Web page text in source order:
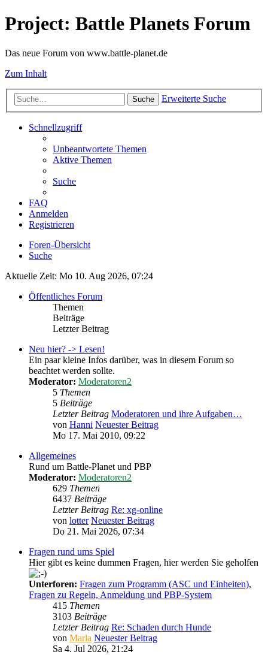
Project: Battle Planets Forum
Das neue Forum von www.battle-planet.de
Zum Inhalt
Suche Erweiterte Suche
Schnellzugriff
Unbeantwortete Themen
Aktive Themen
Suche
FAQ
Anmelden
Registrieren
Foren-Übersicht
Suche
Aktuelle Zeit: Mo 10. Aug 2026, 07:24
Öffentliches Forum
Themen
Beiträge
Letzter Beitrag
Neu hier? -> Lesen!
Ein paar kleine Infos darüber, was in diesem Forum so
beachtet werden sollte.
Moderator: Moderatoren2
5 Themen
5 Beiträge
Letzter Beitrag Moderatoren und ihre Aufgaben…
von Hanni Neuester Beitrag
Mo 17. Mai 2010, 09:22
Allgemeines
Rund um Battle-Planet und PBP
Moderator: Moderatoren2
629 Themen
6437 Beiträge
Letzter Beitrag Re: xg-online
von lotter Neuester Beitrag
Do 21. Mai 2026, 07:34
Fragen rund ums Spiel
Hier gibt es keine dummen Fragen, hier werden Sie geholfen
Unterforen: Fragen zum Programm (ASC und Einheiten),
Fragen zu Regeln, Anmeldung und PBP-System
415 Themen
3103 Beiträge
Letzter Beitrag Re: Schaden durch Hunde
von Marla Neuester Beitrag
Sa 4. Jul 2026, 21:24